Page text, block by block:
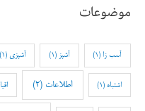
موضوعات
آسب زا (1) آشپز (1) آشپزی (1)
اشتباه (1) اطلاعات (2)